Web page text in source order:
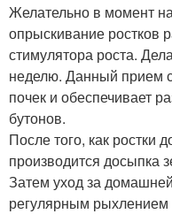
Желательно в момент
опрыскивание ростков
стимулятора роста.
неделю. Данный прием
почек и обеспечивает
бутонов.
После того, как ростки
производится досыпка
Затем уход за
регулярным рыхлением